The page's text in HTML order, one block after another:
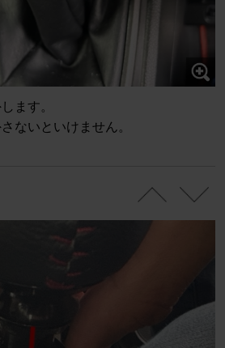
ます。
ないといけません。